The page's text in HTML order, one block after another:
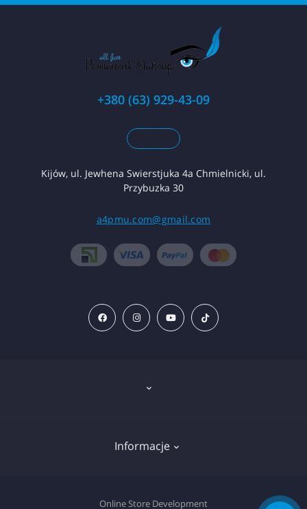
+380 (63) 929-43-09
Kijów, ul. Jewhena Swierstjuka 4a Chmielnicki, ul.
Przybuzka 30
a4pmu.com@gmail.com
Informacje
Deklaracja plików cookie
Online Store Development